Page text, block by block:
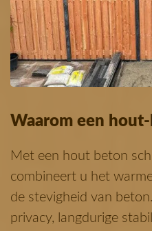
Waarom een
Met een hout beton
combineert u het
de stevigheid van
privacy, langdurige